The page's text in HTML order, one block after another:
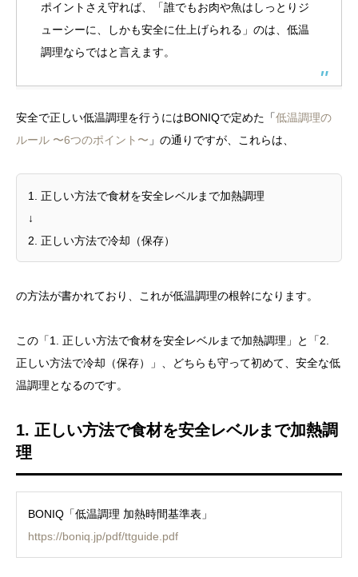
ポイントさえ守れば、「誰でもお肉や魚はしっとりジ
ューシーに、しかも安全に仕上げられる」のは、低温
調理ならではと言えます。
安全で正しい低温調理を行うにはBONIQで定めた「低温調理の
ルール 〜6つのポイント〜 」の通りですが、これらは、
1. 正しい方法で食材を安全レベルまで加熱調理
↓
2. 正しい方法で冷却（保存）
の方法が書かれており、これが低温調理の根幹になります。
この「1. 正しい方法で食材を安全レベルまで加熱調理」と「2.
正しい方法で冷却（保存）」、どちらも守って初めて、安全な低
温調理となるのです。
1. 正しい方法で食材を安全レベルまで加熱調
理
BONIQ「低温調理 加熱時間基準表」
https://boniq.jp/pdf/ttguide.pdf